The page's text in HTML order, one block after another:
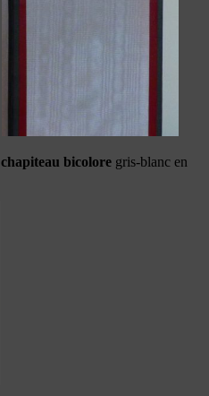
chapiteau bicolore gris-blanc en